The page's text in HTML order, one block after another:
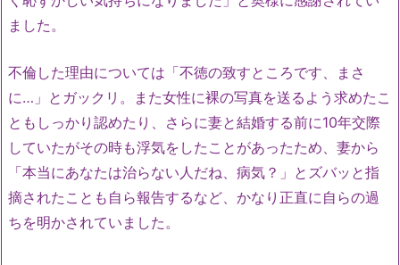
ました。
不倫した理由については「不徳の致すところです、まさ
に…」とガックリ。また女性に裸の写真を送るよう求めたこ
ともしっかり認めたり、さらに妻と結婚する前に10年交際
していたがその時も浮気をしたことがあったため、妻から
「本当にあなたは治らない人だね、病気？」とズバッと指
摘されたことも自ら報告するなど、かなり正直に自らの過
ちを明かされていました。